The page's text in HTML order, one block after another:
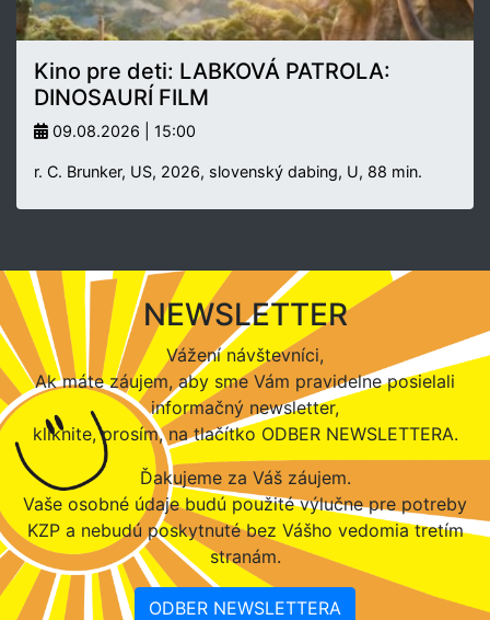
Kino pre deti: LABKOVÁ PATROLA:
DINOSAURÍ FILM
09.08.2026 | 15:00
r. C. Brunker, US, 2026, slovenský dabing, U, 88 min.
NEWSLETTER
Vážení návštevníci,
Ak máte záujem, aby sme Vám pravidelne posielali
informačný newsletter,
kliknite, prosím, na tlačítko ODBER NEWSLETTERA.
Ďakujeme za Váš záujem.
Vaše osobné údaje budú použité výlučne pre potreby
KZP a nebudú poskytnuté bez Vášho vedomia tretím
stranám.
ODBER NEWSLETTERA